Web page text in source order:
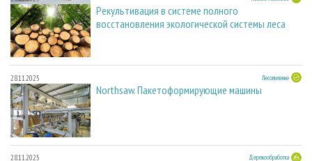
Рекультивация в системе полного
восстановления экологической системы леса
28.11.2025 Лесопиление
Northsaw. Пакетоформирующие машины
28.11.2025 Деревообработка